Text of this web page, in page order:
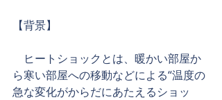
【背景】
ヒートショックとは、暖かい部屋か
ら寒い部屋への移動などによる“温度の
急な変化がからだにあたえるショッ